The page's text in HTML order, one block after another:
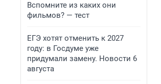
Вспомните из каких они
фильмов? — тест
ЕГЭ хотят отменить к 2027
году: в Госдуме уже
придумали замену. Новости 6
августа